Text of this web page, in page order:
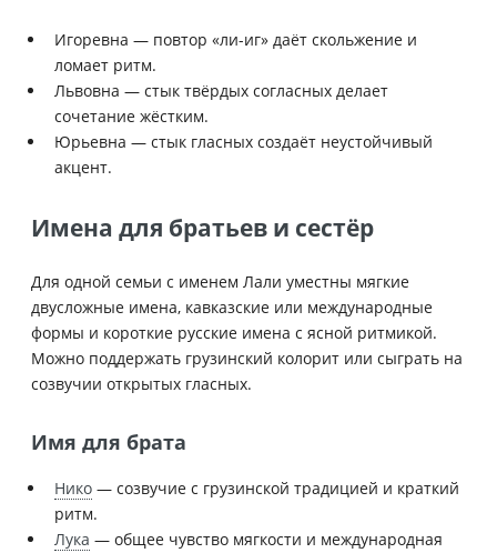
Игоревна — повтор «ли-иг» даёт скольжение и
ломает ритм.
Львовна — стык твёрдых согласных делает
сочетание жёстким.
Юрьевна — стык гласных создаёт неустойчивый
акцент.
Имена для братьев и сестёр
Для одной семьи с именем Лали уместны мягкие
двусложные имена, кавказские или международные
формы и короткие русские имена с ясной ритмикой.
Можно поддержать грузинский колорит или сыграть на
созвучии открытых гласных.
Имя для брата
Нико — созвучие с грузинской традицией и краткий
ритм.
Лука — общее чувство мягкости и международная